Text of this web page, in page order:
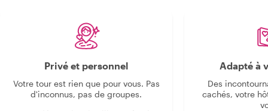
Privé et personnel
Votre tour est rien que pour vous. Pas
d'inconnus, pas de groupes.
Adapté à
Des
cachés, votre